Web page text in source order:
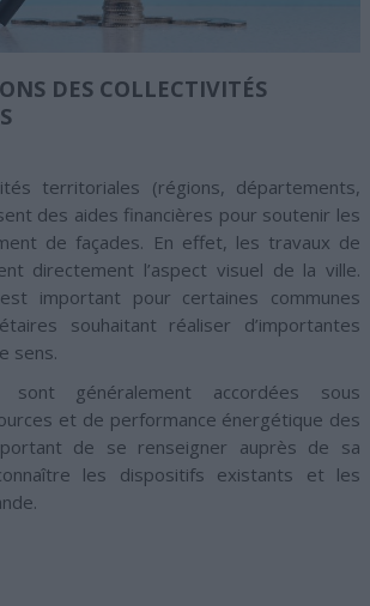
DES COLLECTIVITÉS
territoriales (régions, départements,
des aides financières pour soutenir les
de façades. En effet, les travaux de
directement l’aspect visuel de la ville.
important pour certaines communes
souhaitant réaliser d’importantes
sens.
sont généralement accordées sous
et de performance énergétique des
de se renseigner auprès de sa
les dispositifs existants et les